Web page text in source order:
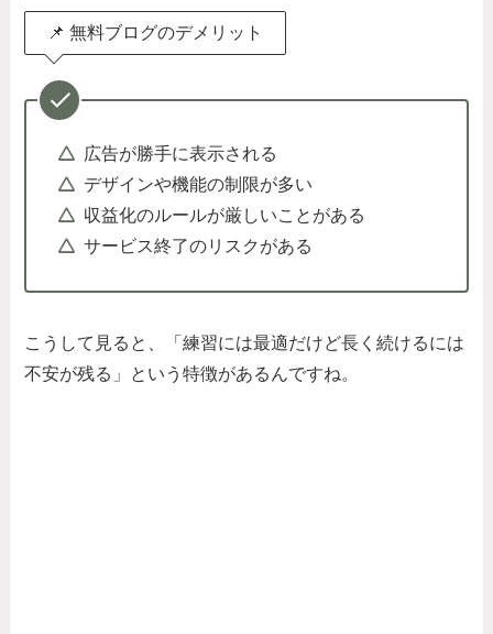
📌 無料ブログのデメリット
広告が勝手に表示される
デザインや機能の制限が多い
収益化のルールが厳しいことがある
サービス終了のリスクがある
こうして見ると、「練習には最適だけど長く続けるには
不安が残る」という特徴があるんですね。